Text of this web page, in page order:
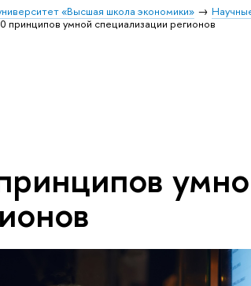
«Высшая школа экономики»
принципов умной специализации регионов